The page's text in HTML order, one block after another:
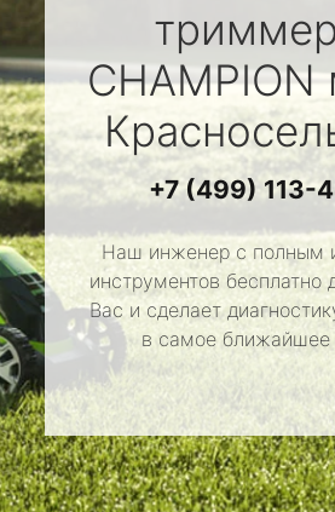
CHAMPION
+7 (499) 113-
Наш инженер с полным
инструментов бесплатно
Вас и сделает
в самое ближайшее